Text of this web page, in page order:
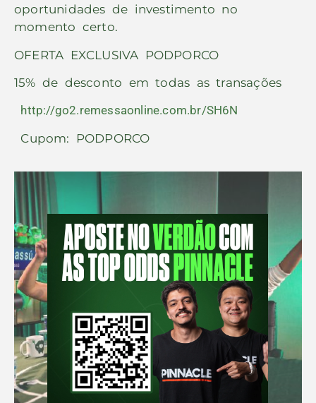
oportunidades de investimento no
momento certo.
OFERTA EXCLUSIVA PODPORCO
15% de desconto em todas as transações
http://go2.remessaonline.com.br/SH6N
Cupom: PODPORCO